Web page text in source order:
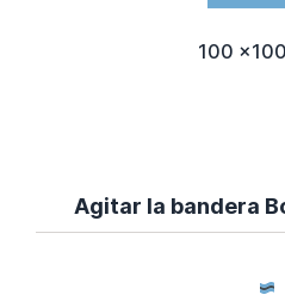
100
Agitar la bandera